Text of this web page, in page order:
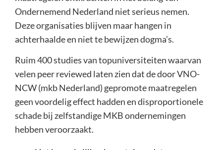
Ondernemend Nederland niet serieus nemen.
Deze organisaties blijven maar hangen in
achterhaalde en niet te bewijzen dogma’s.
Ruim 400 studies van topuniversiteiten waarvan
velen peer reviewed laten zien dat de door VNO-
NCW (mkb Nederland) gepromote maatregelen
geen voordelig effect hadden en disproportionele
schade bij zelfstandige MKB ondernemingen
hebben veroorzaakt.